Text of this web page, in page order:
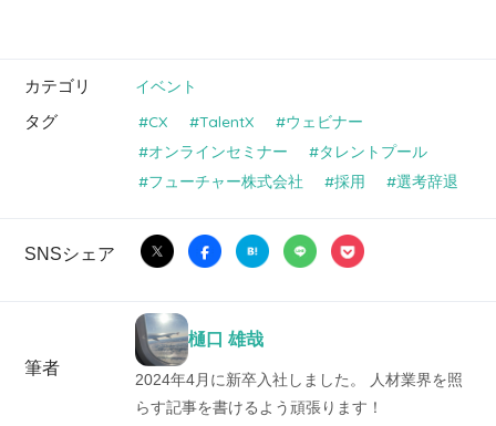
カテゴリ イベント
タグ CX TalentX
ウェビナー
オンラインセミナー
タレントプール
フューチャー株式会社
採用 選考辞退
SNSシェア
筆者
樋口 雄哉
2024年4月に新卒入社しました。 人材業界を照
らす記事を書けるよう頑張ります！